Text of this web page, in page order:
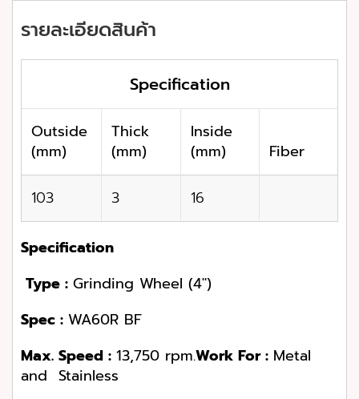
รายละเอียดสินค้า
Specification
Outside
(mm)
Thick
(mm)
Inside
(mm)
Fiber
103 3 16
Specification
Type : Grinding Wheel (4″)
Spec : WA60R BF
Max. Speed : 13,750 rpm.Work For: Metal
and Stainless